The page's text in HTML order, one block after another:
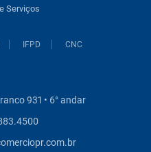
Serviços
IFPD CNC
931 • 6° andar